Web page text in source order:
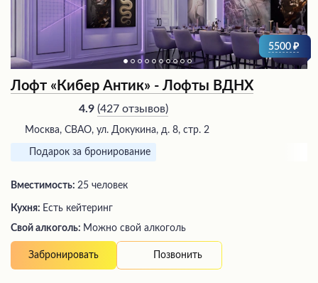
5500
Лофт «Кибер Антик» - Лофты ВДНХ
4.9 (427 отзывов)
Москва, СВАО, ул. Докукина, д. 8, стр. 2
Подарок за бронирование
Вместимость: 25 человек
Кухня: Есть кейтеринг
Свой алкоголь: Можно свой алкоголь
Забронировать Позвонить